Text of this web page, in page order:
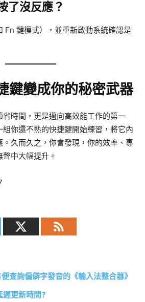
了沒反應？
Fn 鍵模式），並重新啟動系統確認是
鍵變成你的秘密武器
省時間，更是邁向高效能工作的第一
你還不熟的快捷鍵開始練習，將它內
久而久之，你會發現，你的效率、專
中大幅提升。
查詢偏僻字發音的《輸入法整合器》
更新時間?